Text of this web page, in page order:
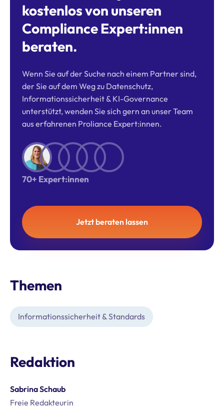
kostenlos von unseren
Compliance Expert:innen
beraten.
Wenn Sie auf der Suche nach einem Partner sind,
der Sie auf dem Weg zu Datenschutz,
Informationssicherheit & KI-Governance
unterstützt, wenden Sie sich gern an unser Team
aus erfahrenen Proliance Expert:innen.
70+ Expert:innen
Jetzt beraten lassen
Themen
Informationssicherheit & Standards
Redaktion
Sabrina Schaub
Freie Redakteurin